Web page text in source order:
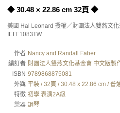
◆ 30.48 × 22.86 cm 32頁 ◆
美國 Hal Leonard 授權／財團法人雙燕文
IEFF1083TW
作者 Nancy and Randall Faber
編訂者 財團法人雙燕文化基金會 中文版製
ISBN 9789868875081
外觀 平裝 / 32頁 / 30.48 x 22.86 cm / 普
特徵 初學 表演2A級
樂器 鋼琴